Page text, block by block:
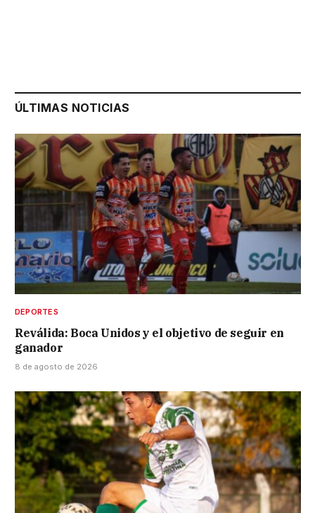
ÚLTIMAS NOTICIAS
DEPORTES
Reválida: Boca Unidos y el objetivo de seguir en
ganador
8 de agosto de 2026